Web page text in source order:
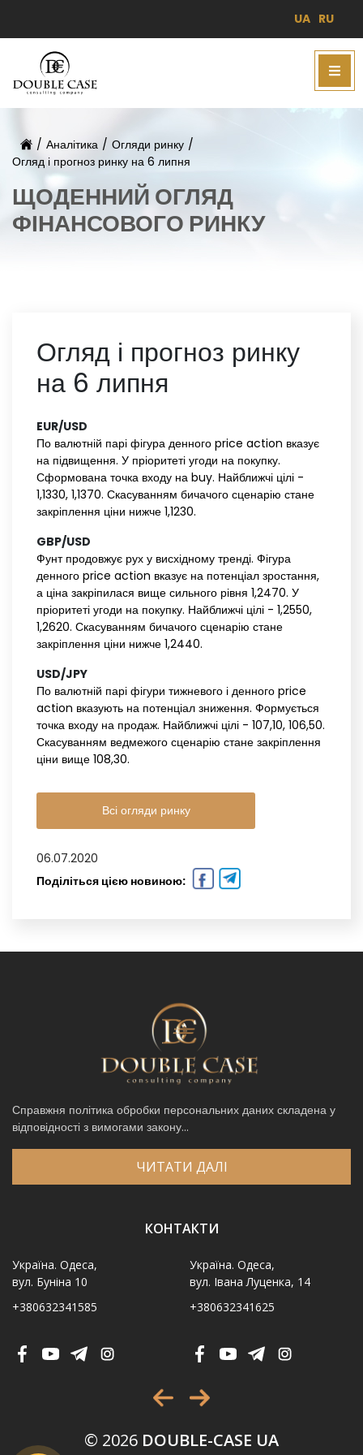
UA RU
/ Аналітика / Огляди ринку /
Огляд і прогноз ринку на 6 липня
ЩОДЕННИЙ ОГЛЯД
ФІНАНСОВОГО РИНКУ
Огляд і прогноз ринку
на 6 липня
EUR/USD‌ ‌
По валютній парі фігура денного price action вказує
на підвищення. У пріоритеті угоди на покупку.
Сформована точка входу на buy. Найближчі цілі -
1,1330, 1,1370. Скасуванням бичачого сценарію стане
закріплення ціни нижче 1,1230.
GBP/USD‌ ‌
Фунт продовжує рух у висхідному тренді. Фігура
денного price action вказує на потенціал зростання,
а ціна закріпилася вище сильного рівня 1,2470. У
пріоритеті угоди на покупку. Найближчі цілі - 1,2550,
1,2620. Скасуванням бичачого сценарію стане
закріплення ціни нижче 1,2440.
USD/JPY‌ ‌
По валютній парі фігури тижневого і денного price
action вказують на потенціал зниження. Формується
точка входу на продаж. Найближчі цілі - 107,10, 106,50.
Скасуванням ведмежого сценарію стане закріплення
ціни вище 108,30.
Всі огляди ринку
06.07.2020
Поділіться цією новиною:
Справжня політика обробки персональних даних складена у
відповідності з вимогами закону...
ЧИТАТИ ДАЛІ
КОНТАКТИ
Україна. Одеса,
вул. Буніна 10
+380632341585
Україна. Одеса,
вул. Івана Луценка, 14
+380632341625
© 2026 DOUBLE-CASE UA